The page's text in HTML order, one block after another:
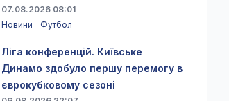
07.08.2026 08:01
Новини
Футбол
Ліга конференцій. Київське
Динамо здобуло першу перемогу в
єврокубковому сезоні